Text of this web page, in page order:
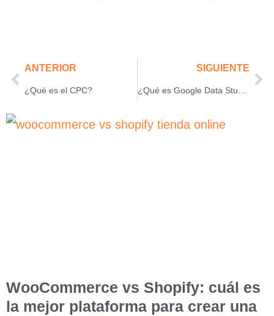
ANTERIOR
¿Qué es el CPC?
SIGUIENTE
WooCommerce vs Shopify: cuál es
la mejor plataforma para crear una